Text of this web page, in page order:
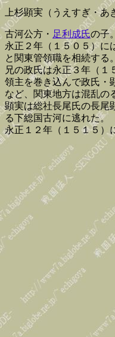
上杉顕実（うえすぎ・
古河公方・ 足利成氏の子。
永正２年（１５０５）に
と関東管領職を相続する。
兄の政氏は永正３年（１
領主を巻き込んで政氏・
など、関東地方は混乱の
顕実は総社長尾氏の長尾
る下総国古河に逃れた。
永正１２年（１５１５）